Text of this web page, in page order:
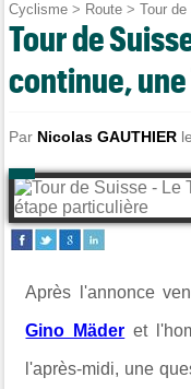
Cyclisme > Route >Tour
Tour de
continue,
Par Nicolas GAUTHIER
Après l'annonce
Gino Mäder et
l'après-midi, une